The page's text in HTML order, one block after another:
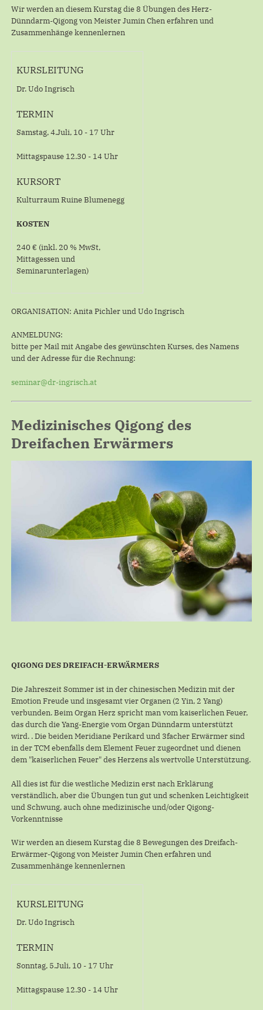
Wir werden an diesem Kurstag die 8 Übungen des Herz-
Dünndarm-Qigong von Meister Jumin Chen erfahren und
Zusammenhänge kennenlernen
KURSLEITUNG
Dr. Udo Ingrisch
TERMIN
Samstag, 4.Juli, 10 - 17 Uhr
Mittagspause 12.30 - 14 Uhr
KURSORT
Kulturraum Ruine Blumenegg
KOSTEN
240 € (inkl. 20 % MwSt,
Mittagessen und
Seminarunterlagen)
ORGANISATION: Anita Pichler und Udo Ingrisch
ANMELDUNG:
bitte per Mail mit Angabe des gewünschten Kurses, des Namens
und der Adresse für die Rechnung:
seminar@dr-ingrisch.at
Medizinisches Qigong des
Dreifachen Erwärmers
QIGONG DES DREIFACH-ERWÄRMERS
Die Jahreszeit Sommer ist in der chinesischen Medizin mit der
Emotion Freude und insgesamt vier Organen (2 Yin, 2 Yang)
verbunden. Beim Organ Herz spricht man vom kaiserlichen Feuer,
das durch die Yang-Energie vom Organ Dünndarm unterstützt
wird. . Die beiden Meridiane Perikard und 3facher Erwärmer sind
in der TCM ebenfalls dem Element Feuer zugeordnet und dienen
dem "kaiserlichen Feuer" des Herzens als wertvolle Unterstützung.
All dies ist für die westliche Medizin erst nach Erklärung
verständlich, aber die Übungen tun gut und schenken Leichtigkeit
und Schwung, auch ohne medizinische und/oder Qigong-
Vorkenntnisse
Wir werden an diesem Kurstag die 8 Bewegungen des Dreifach-
Erwärmer-Qigong von Meister Jumin Chen erfahren und
Zusammenhänge kennenlernen
KURSLEITUNG
Dr. Udo Ingrisch
TERMIN
Sonntag, 5.Juli, 10 - 17 Uhr
Mittagspause 12.30 - 14 Uhr